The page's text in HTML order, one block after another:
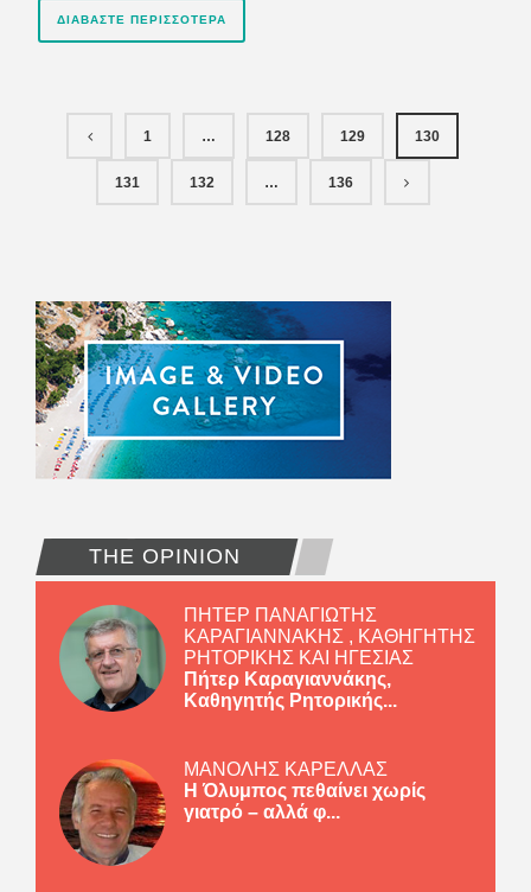
ΔΙΑΒΆΣΤΕ ΠΕΡΙΣΣΌΤΕΡΑ
1 … 128 129 130
131 132 … 136
THE OPINION
ΠΗΤΕΡ ΠΑΝΑΓΙΩΤΗΣ
ΚΑΡΑΓΙΑΝΝΑΚΗΣ , ΚΑΘΗΓΗΤΗΣ
ΡΗΤΟΡΙΚΗΣ ΚΑΙ ΗΓΕΣΙΑΣ
Πήτερ Καραγιαννάκης,
Καθηγητής Ρητορικής...
ΜΑΝΟΛΗΣ ΚΑΡΕΛΛΑΣ
Η Όλυμπος πεθαίνει χωρίς
γιατρό – αλλά φ...